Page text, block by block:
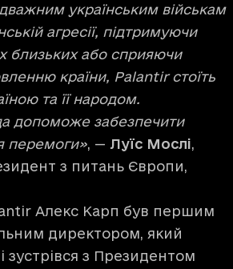
українським військам
агресії, підтримуючи
близьких або сприяючи
країни, Palantir стоїть
та її народом.
допоможе забезпечити
перемоги», — Луїс Мослі,
з питань Європи,
Алекс Карп був першим
директором, який
зустрівся з Президентом